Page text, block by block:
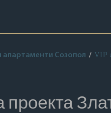
апартаменти Созопол VIP
проекта